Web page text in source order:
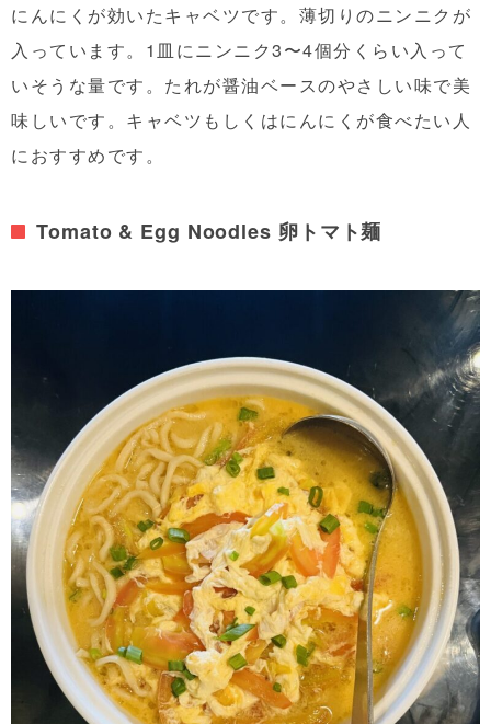
にんにくが効いたキャベツです。薄切りのニンニクが
入っています。1皿にニンニク3〜4個分くらい入って
いそうな量です。たれが醤油ベースのやさしい味で美
味しいです。キャベツもしくはにんにくが食べたい人
におすすめです。
Tomato & Egg Noodles 卵トマト麺